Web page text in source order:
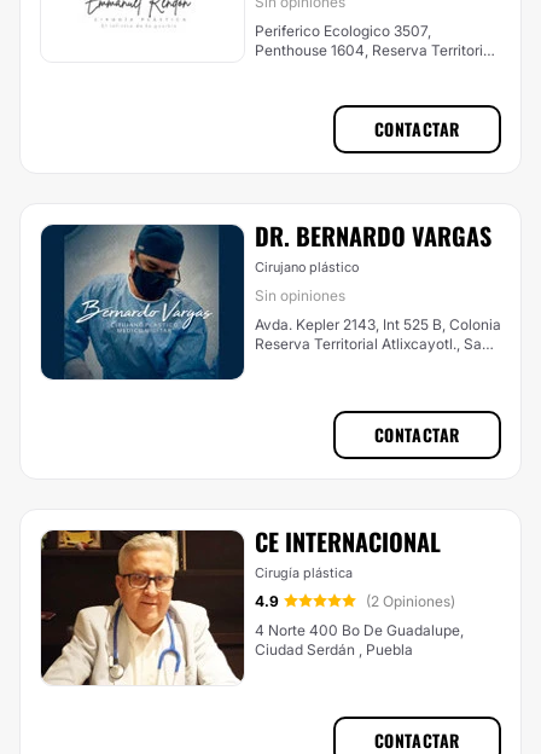
Periferico Ecologico 3507,
Penthouse 1604, Reserva Territorial
CONTACTAR
DR. BERNARDO VARGAS
Cirujano plástico
Sin opiniones
Avda. Kepler 2143, Int 525 B, Colonia
Reserva Territorial Atlixcayotl., San
CONTACTAR
CE INTERNACIONAL
Cirugía plástica
4.9
(2 Opiniones)
4 Norte 400 Bo De Guadalupe,
Ciudad Serdán , Puebla
CONTACTAR